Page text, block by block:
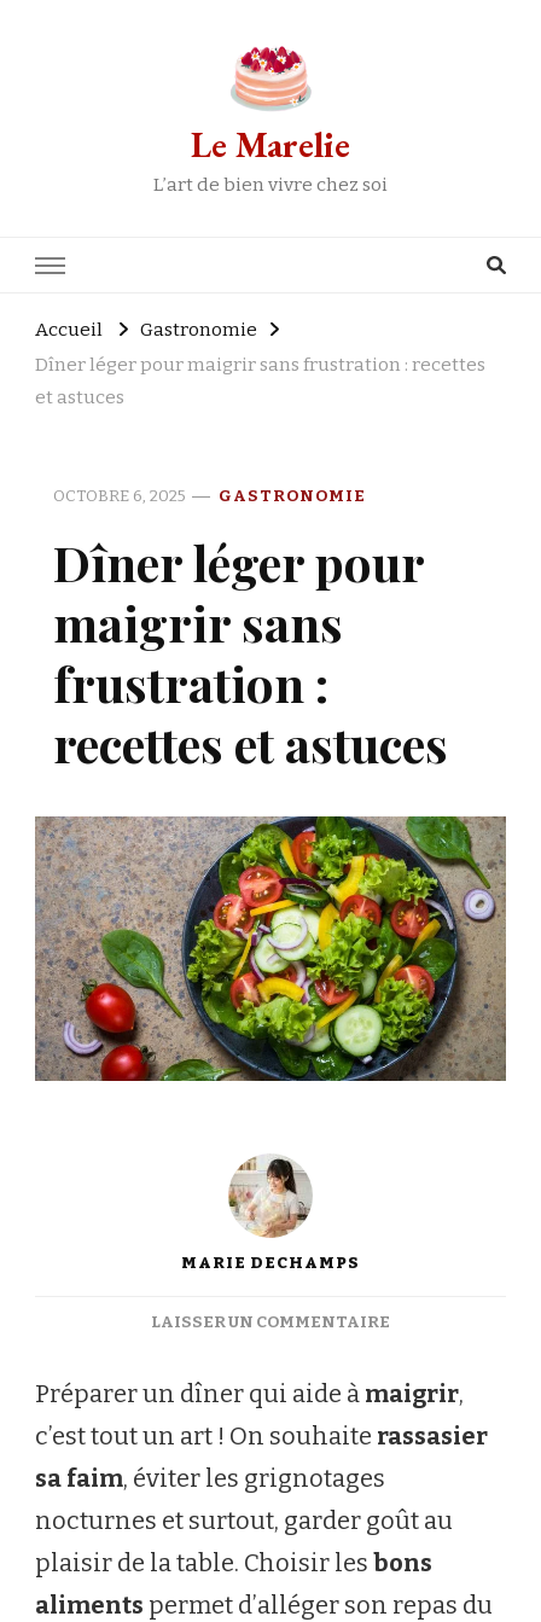
Le Marelie
L’art de bien vivre chez soi
Accueil
Gastronomie
Dîner léger pour maigrir sans frustration : recettes
et astuces
OCTOBRE 6, 2025 GASTRONOMIE
Dîner léger pour
maigrir sans
frustration :
recettes et astuces
MARIE DECHAMPS
LAISSER UN COMMENTAIRE
POUR
MAIGRIR
:
ET
ASTUCES
Préparer un dîner qui aide à maigrir,
c’est tout un art ! On souhaite rassasier
sa faim, éviter les grignotages
nocturnes et surtout, garder goût au
plaisir de la table. Choisir les bons
aliments permet d’alléger son repas du